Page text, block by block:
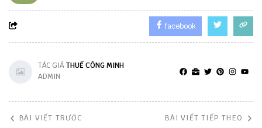
facebook
TÁC GIẢTHUẾ CÔNG MINH
ADMIN
BÀI VIẾT TRƯỚC BÀI VIẾT TIẾP THEO